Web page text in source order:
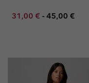
Minimum sale price:
31,00 € - Maximum
45,00 €